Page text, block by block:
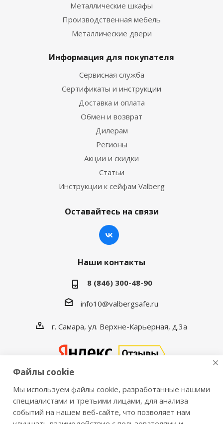
Металлические шкафы
Производственная мебель
Металлические двери
Информация для покупателя
Сервисная служба
Сертификаты и инструкции
Доставка и оплата
Обмен и возврат
Дилерам
Регионы
Акции и скидки
Статьи
Инструкции к сейфам Valberg
Оставайтесь на связи
Наши контакты
8 (846) 300-48-90
info10@valbergsafe.ru
г. Самара, ул. Верхне-Карьерная, д.3а
2016-2026 © VALBERGSAFE.RU — Интернет-магазин
сейфов Valberg и металлической мебели Практик.
Файлы cookie
Мы используем файлы cookie, разработанные нашими
специалистами и третьими лицами, для анализа
событий на нашем веб-сайте, что позволяет нам